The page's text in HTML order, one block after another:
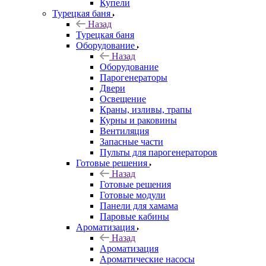
Купели
Турецкая баня
Назад
Турецкая баня
Оборудование
Назад
Оборудование
Парогенераторы
Двери
Освещение
Краны, изливы, трапы
Курны и раковины
Вентиляция
Запасные части
Пульты для парогенераторов
Готовые решения
Назад
Готовые решения
Готовые модули
Панели для хамама
Паровые кабины
Ароматизация
Назад
Ароматизация
Ароматические насосы